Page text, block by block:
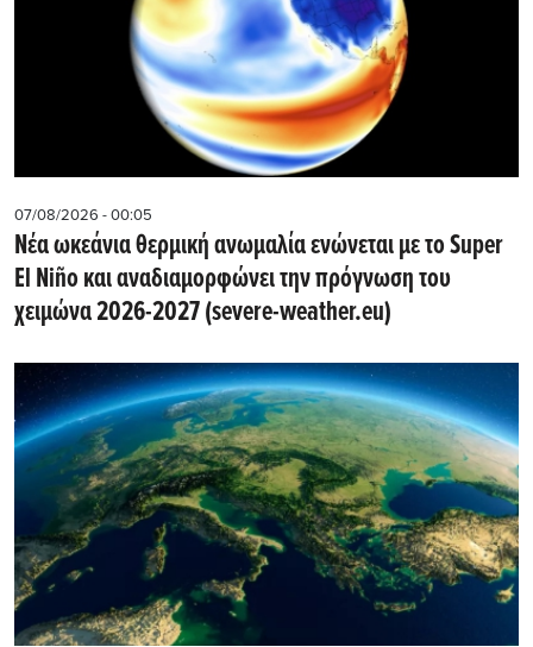
07/08/2026 - 00:05
Νέα ωκεάνια θερμική ανωμαλία ενώνεται με το Super
El Niño και αναδιαμορφώνει την πρόγνωση του
χειμώνα 2026-2027 (severe-weather.eu)